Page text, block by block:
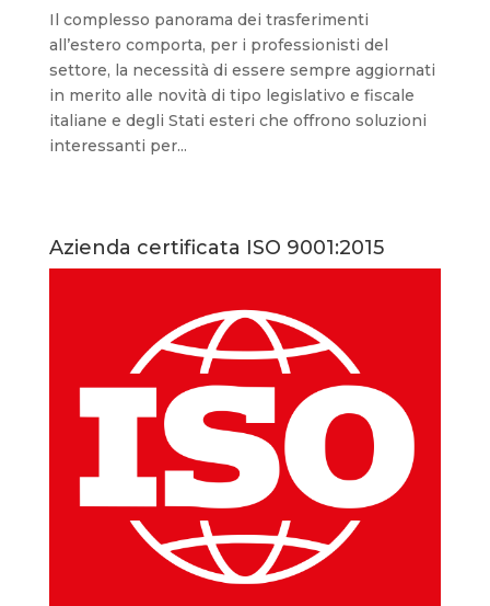
Il complesso panorama dei trasferimenti
all’estero comporta, per i professionisti del
settore, la necessità di essere sempre aggiornati
in merito alle novità di tipo legislativo e fiscale
italiane e degli Stati esteri che offrono soluzioni
interessanti per...
Azienda certificata ISO 9001:2015